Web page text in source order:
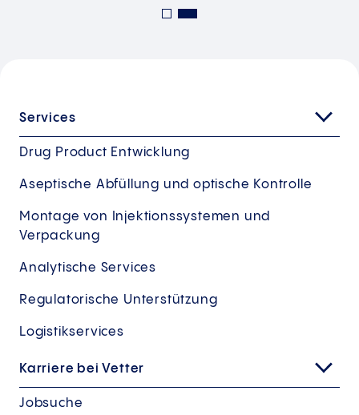
Services
Drug Product Entwicklung
Aseptische Abfüllung und optische Kontrolle
Montage von Injektionssystemen und
Verpackung
Analytische Services
Regulatorische Unterstützung
Logistikservices
Karriere bei Vetter
Jobsuche